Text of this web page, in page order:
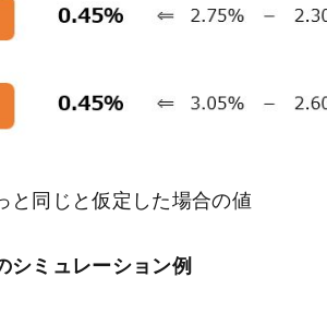
と同じと仮定した場合の値
シミュレーション例